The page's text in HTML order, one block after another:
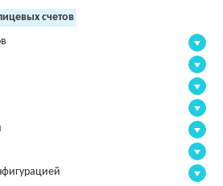
счетов